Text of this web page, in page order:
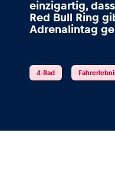
Events
einzigartig,
Red Bull Ring
Adrenalintag
4-Rad